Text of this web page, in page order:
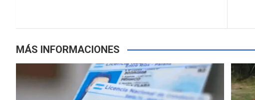
MÁS INFORMACIONES